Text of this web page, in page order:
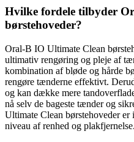
Hvilke fordele tilbyder
børstehoveder?
Oral-B IO Ultimate Clean
ultimativ rengøring og pleje af
kombination af bløde og hårde
rengøre tænderne effektivt.
og kan dække mere
nå selv de bageste tænder og
Ultimate Clean børstehoveder er
niveau af renhed og plakfjernelse.